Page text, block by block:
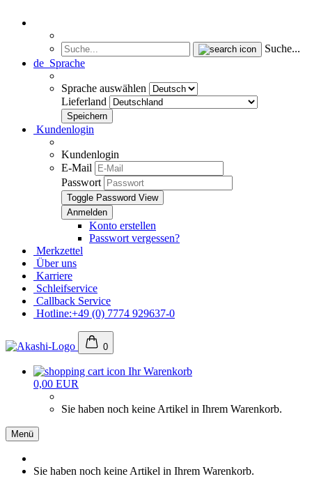
Suche...
de Sprache
Sprache auswählen
Lieferland
Kundenlogin
Kundenlogin
E-Mail
Passwort
Toggle Password View
Konto erstellen
Passwort vergessen?
Merkzettel
Über uns
Karriere
Schleifservice
Callback Service
Hotline:+49 (0) 7774 929637-0
0
Ihr Warenkorb
0,00 EUR
Sie haben noch keine Artikel in Ihrem Warenkorb.
Menü
Sie haben noch keine Artikel in Ihrem Warenkorb.